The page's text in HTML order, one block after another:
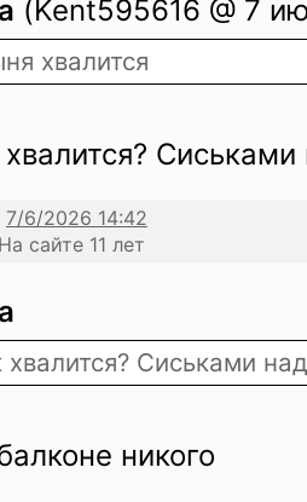
(Kent595616 @ 7
хвалится
сайте 11 лет
хвалится? Сиськами
никого